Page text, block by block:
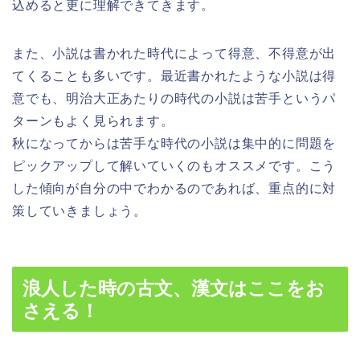
込めると更に理解できてきます。
また、小説は書かれた時代によって得意、不得意が出
てくることも多いです。最近書かれたような小説は得
意でも、明治大正あたりの時代の小説は苦手というパ
ターンもよく見られます。
秋になってからは苦手な時代の小説は集中的に問題を
ピックアップして解いていくのもオススメです。こう
した傾向が自分の中でわかるのであれば、重点的に対
策していきましょう。
浪人した時の古文、漢文はここをお
さえる！